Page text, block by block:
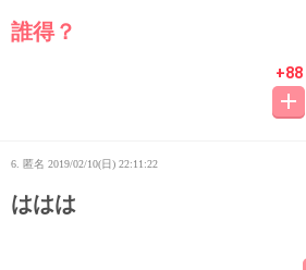
誰得？
+88
6. 匿名 2019/02/10(日) 22:11:22
ははは